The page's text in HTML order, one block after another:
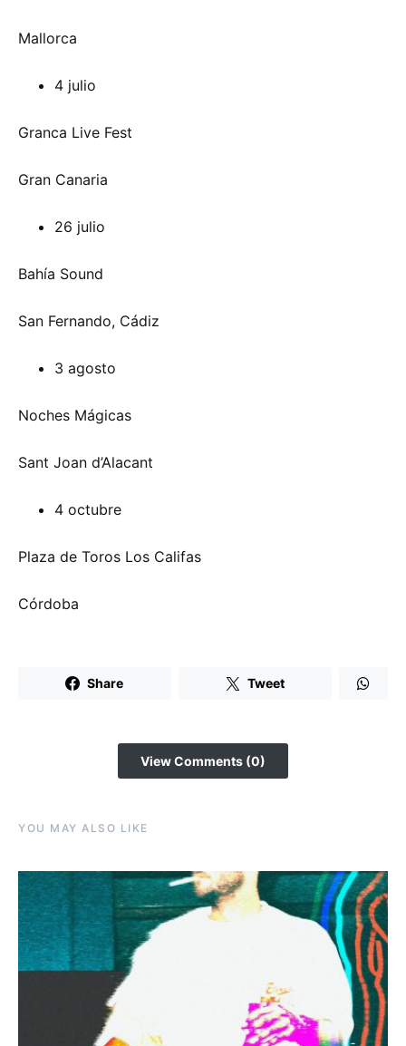
Mallorca
4 julio
Granca Live Fest
Gran Canaria
26 julio
Bahía Sound
San Fernando, Cádiz
3 agosto
Noches Mágicas
Sant Joan d’Alacant
4 octubre
Plaza de Toros Los Califas
Córdoba
Share Tweet
View Comments (0)
YOU MAY ALSO LIKE